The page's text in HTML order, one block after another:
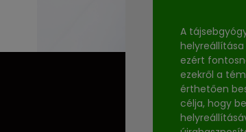
A
ezért
ezekről a
érthetően
célja, hogy